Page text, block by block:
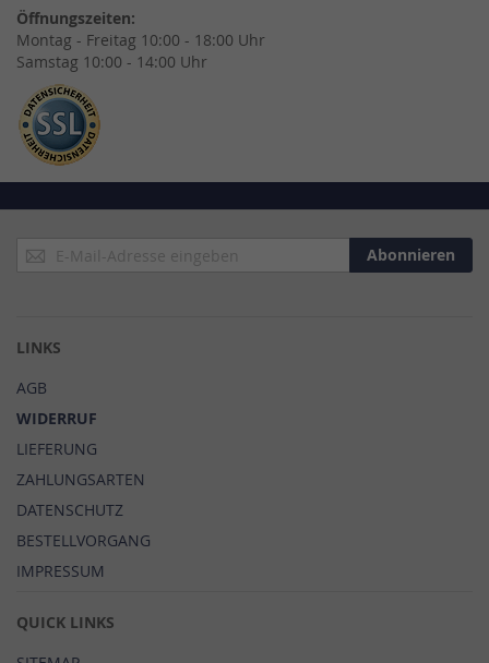
Öffnungszeiten:
Montag - Freitag 10:00 - 18:00 Uhr
Samstag 10:00 - 14:00 Uhr
Anmeldung
zum
Abonnieren
LINKS
AGB
WIDERRUF
LIEFERUNG
ZAHLUNGSARTEN
DATENSCHUTZ
BESTELLVORGANG
IMPRESSUM
QUICK LINKS